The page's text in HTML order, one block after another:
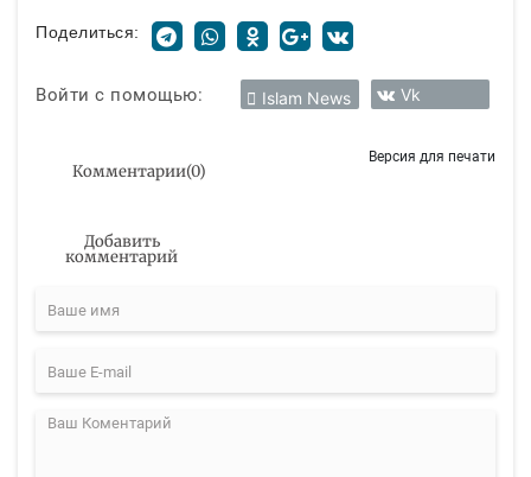
Поделиться:
Войти с помощью: Islam News Vk
Комментарии(0)
Версия для печати
Добавить
комментарий